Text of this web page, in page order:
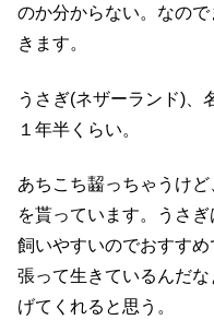
のか分からない。なの
きます。
うさぎ(ネザーランド)、
１年半くらい。
あちこち齧っちゃうけ
を貰っています。うさ
飼いやすいのでおすす
張って生きているんだ
げてくれると思う。